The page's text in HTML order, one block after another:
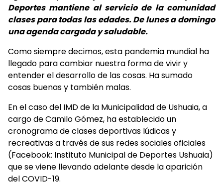
Deportes mantiene al servicio de la comunidad
clases para todas las edades. De lunes a domingo
una agenda cargada y saludable.
Como siempre decimos, esta pandemia mundial ha
llegado para cambiar nuestra forma de vivir y
entender el desarrollo de las cosas. Ha sumado
cosas buenas y también malas.
En el caso del IMD de la Municipalidad de Ushuaia, a
cargo de Camilo Gómez, ha establecido un
cronograma de clases deportivas lúdicas y
recreativas a través de sus redes sociales oficiales
(Facebook: Instituto Municipal de Deportes Ushuaia)
que se viene llevando adelante desde la aparición
del COVID-19.